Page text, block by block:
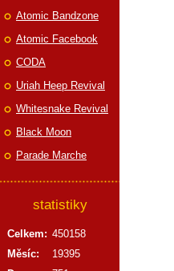
Atomic Bandzone
Atomic Facebook
CODA
Uriah Heep Revival
Whitesnake Revival
Black Moon
Parade Marche
statistiky
Celkem: 450158
Měsíc:
19395